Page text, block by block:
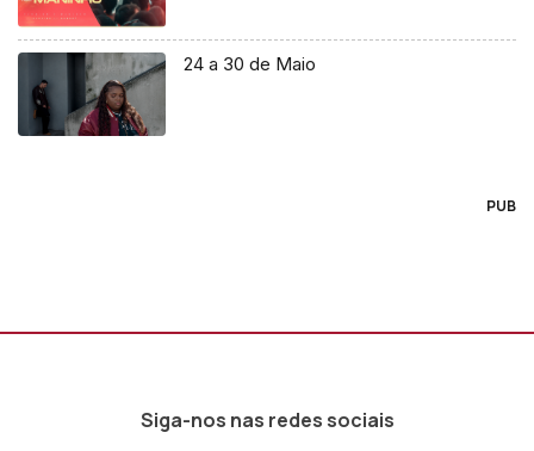
24 a 30 de Maio
PUB
Siga-nos nas redes sociais